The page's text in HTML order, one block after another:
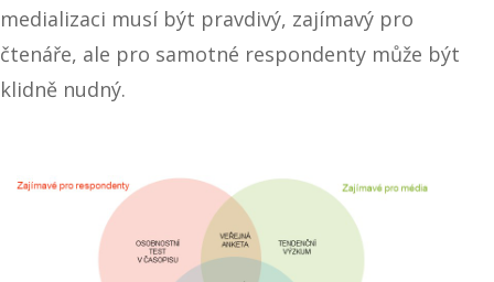
medializaci musí být pravdivý, zajímavý pro
čtenáře, ale pro samotné respondenty může být
klidně nudný.